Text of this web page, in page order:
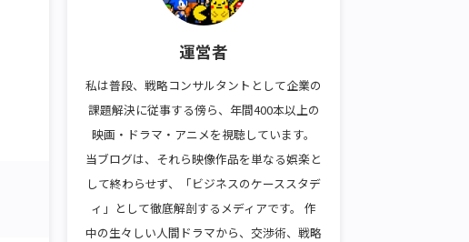
運営者
私は普段、戦略コンサルタントとして企業の
課題解決に従事する傍ら、年間400本以上の
映画・ドラマ・アニメを視聴しています。
当ブログは、それら映像作品を単なる娯楽と
して終わらせず、「ビジネスのケーススタデ
ィ」として徹底解剖するメディアです。 作
中の生々しい人間ドラマから、交渉術、戦略